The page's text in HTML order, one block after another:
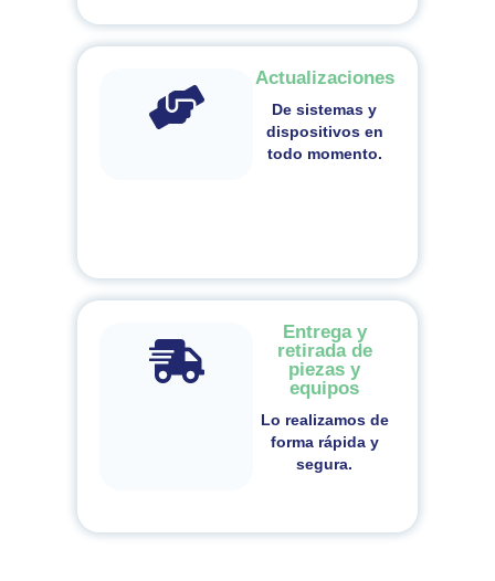
Actualizaciones
De sistemas y
dispositivos en
todo momento.
Entrega y
retirada de
piezas y
equipos
Lo realizamos de
forma rápida y
segura.